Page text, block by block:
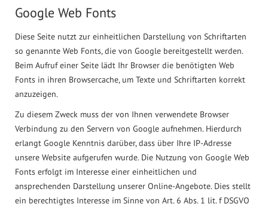
Google Web Fonts
Diese Seite nutzt zur einheitlichen Darstellung von Schriftarten
so genannte Web Fonts, die von Google bereitgestellt werden.
Beim Aufruf einer Seite lädt Ihr Browser die benötigten Web
Fonts in ihren Browsercache, um Texte und Schriftarten korrekt
anzuzeigen.
Zu diesem Zweck muss der von Ihnen verwendete Browser
Verbindung zu den Servern von Google aufnehmen. Hierdurch
erlangt Google Kenntnis darüber, dass über Ihre IP-Adresse
unsere Website aufgerufen wurde. Die Nutzung von Google Web
Fonts erfolgt im Interesse einer einheitlichen und
ansprechenden Darstellung unserer Online-Angebote. Dies stellt
ein berechtigtes Interesse im Sinne von Art. 6 Abs. 1 lit. f DSGVO